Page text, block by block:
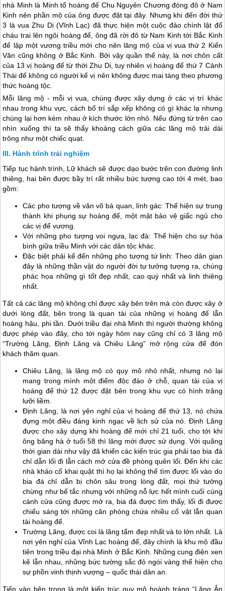
nhà Minh là Minh tổ hoàng đế Chu Nguyên Chương đóng đô ở Nam
Kinh nên phần mộ của ông được đặt tại đây. Nhưng khi đến đời thứ
3 là vua Zhu Di (Vĩnh Lạc) đã thực hiện một cuộc đảo chính lật đổ
cháu trai lên ngôi hoàng đế, ông đã rời đô từ Nam Kinh tới Bắc Kinh
để lập một vương triều mới cho nên lăng mộ của vị vua thứ 2 Kiến
Văn cũng không ở Bắc Kinh. Bởi vậy quần thể này, là nơi chôn cất
của 13 vị hoàng đế từ thời Zhu Di, tuy nhiên vị hoàng đế thứ 7 Cảnh
Thái đế không có người kế vị nên không được mai táng theo phương
thức hoàng tộc.
Mỗi lăng mộ - mỗi vị vua, chúng được xây dựng ở các vị trí khác
nhau trong khu vực, cách bố trí sắp xếp không có gì khác lạ nhưng
chúng lại hơn kém nhau ở kích thước lớn nhỏ. Nếu đứng từ trên cao
nhìn xuống thì ta sẽ thấy khoảng cách giữa các lăng mộ trải dài
trông như một chiếc quạt.
Hành trình trải nghiệm
Tiếp tục hành trình, Lữ khách sẽ được dạo bước trên con đường linh
thiêng, hai bên được bầy trí rất nhiều bức tượng cao tới 4 mét, bao
gồm:
Các pho tượng về văn võ bá quan, lính gác: Thể hiện sự trung
thành khi phụng sự hoàng đế, một mặt bảo vệ giấc ngủ cho
các vị đế vương.
Với những pho tượng voi ngựa, lạc đà: Thể hiện cho sự hòa
bình giữa triều Minh với các dân tộc khác.
Đặc biệt phải kể đến những pho tượng tứ linh: Theo dân gian
đây là những thần vật do người đời tự tưởng tượng ra, chúng
phác họa những gì tốt đẹp nhất, cao quý nhất và linh thiêng
nhất.
Tất cả các lăng mộ không chỉ được xây bên trên mà còn được xây ở
dưới lòng đất, bên trong là quan tài của những vị hoàng đế lẫn
hoàng hậu, phi tần. Dưới triều đại nhà Minh thì người thường không
được phép vào đây, cho tới ngày hôm nay cũng chỉ có 3 lăng mộ
“Trường Lăng, Định Lăng và Chiêu Lăng” mở rộng cửa để đón
khách thăm quan.
Chiêu Lăng, là lăng mộ có quy mô nhỏ nhất, nhưng nó lại
mang trong mình một điểm độc đáo ở chỗ, quan tài của vị
hoàng đế thứ 12 được đặt bên trong khu vực có hình trăng
lưỡi liềm.
Định Lăng, là nơi yên nghỉ của vị hoàng đế thứ 13, nó chứa
đựng một điều đáng kinh ngạc về lịch sử của nó. Định Lăng
được cho xây dựng khi hoàng đế mới chỉ 21 tuổi, cho tới khi
ông băng hà ở tuổi 58 thì lăng mới được sử dụng. Với quãng
thời gian dài như vậy đã khiến các kiến trúc gia phải tạo bia đá
chỉ dẫn lối đi lẫn cách mở cửa đề phòng quên lối. Đến khi các
nhà khảo cổ khai quật thì họ lại không thể tìm được lối vào do
bia đá chỉ dẫn bị chôn sâu trong lòng đất, mọi thứ tưởng
chừng như bế tắc nhưng với những nỗ lực hết mình cuối cùng
cánh cửa cũng được mở ra, bia đá được tìm thấy, lối đi được
chiếu sáng tới những căn phòng chứa nhiều cổ vật lẫn quan
tài hoàng đế.
Trường Lăng, được coi là lăng tẩm đẹp nhất và to lớn nhất. Là
nơi yên nghỉ của Vĩnh Lạc hoàng đế, đây chính là khu mộ đầu
tiên trong triều đại nhà Minh ở Bắc Kinh. Những cung điện xen
kẽ lẫn nhau, những bức tường sắc đỏ ngói vàng thể hiện cho
sự phồn vinh thịnh vượng – quốc thái dân an.
Tiến vào bên trong là một kiến trúc quy mô hoành tráng “Lăng Ân